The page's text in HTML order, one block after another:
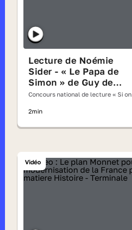
Lecture de Noémie
Sider - « Le Papa de
Simon » de Guy de
Maupassant
Concours national de lecture « Si on
2min
Vidéo